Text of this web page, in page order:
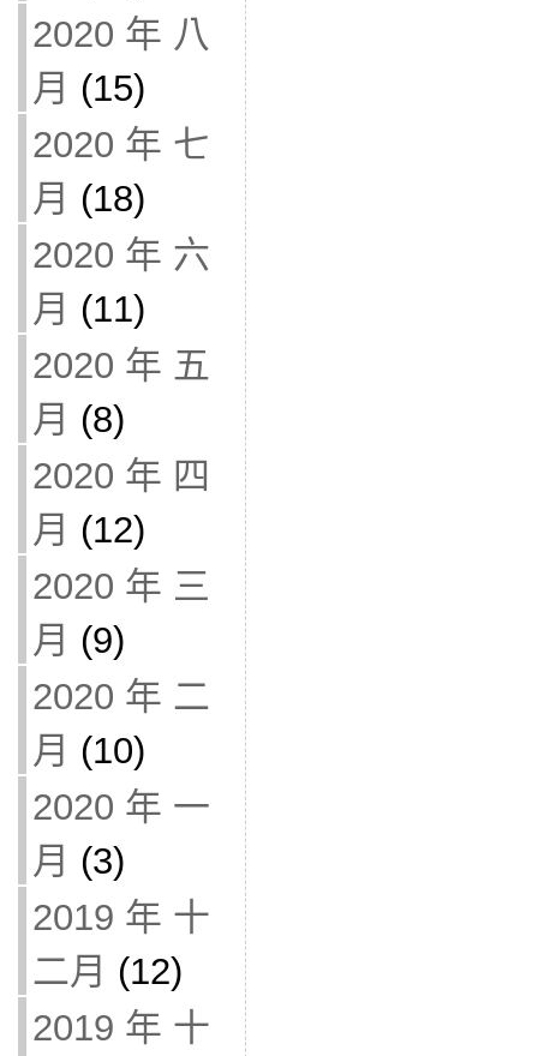
2020 年 八
月 (15)
2020 年 七
月 (18)
2020 年 六
月 (11)
2020 年 五
月 (8)
2020 年 四
月 (12)
2020 年 三
月 (9)
2020 年 二
月 (10)
2020 年 一
月 (3)
2019 年 十
二月 (12)
2019 年 十